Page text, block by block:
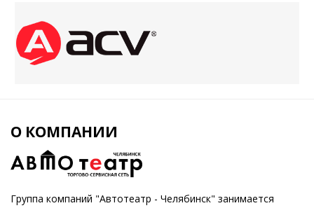
О КОМПАНИИ
Группа компаний "Автотеатр - Челябинск" занимается